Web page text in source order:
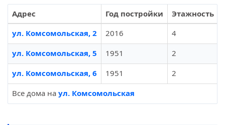
Адрес Год постройки Этажность
ул. Комсомольская, 2
2016 4
ул. Комсомольская, 5
1951 2
ул. Комсомольская, 6
1951 2
Все дома на ул. Комсомольская